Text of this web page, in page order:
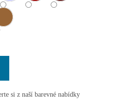
si z naší barevné nabídky